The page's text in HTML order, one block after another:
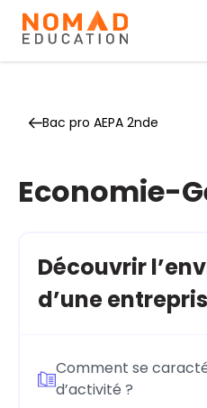
Bac pro AEPA 2nde
Economie-
Découvrir
d’une
Comment se
d’activité ?